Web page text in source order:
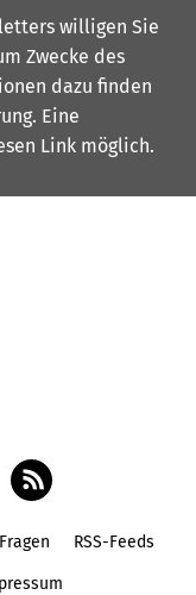
willigen Sie
Zwecke des
dazu finden
. Eine
Link möglich.
RSS-Feeds